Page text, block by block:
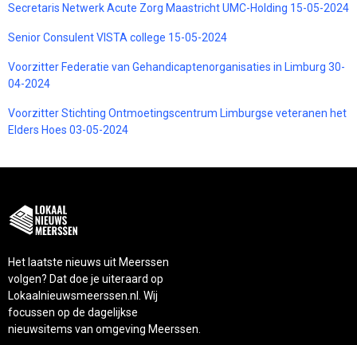
Secretaris Netwerk Acute Zorg Maastricht UMC-Holding 15-05-2024
Senior Consulent VISTA college 15-05-2024
Voorzitter Federatie van Gehandicaptenorganisaties in Limburg 30-
04-2024
Voorzitter Stichting Ontmoetingscentrum Limburgse veteranen het
Elders Hoes 03-05-2024
Het laatste nieuws uit Meerssen
volgen? Dat doe je uiteraard op
Lokaalnieuwsmeerssen.nl. Wij
focussen op de dagelijkse
nieuwsitems van omgeving Meerssen.